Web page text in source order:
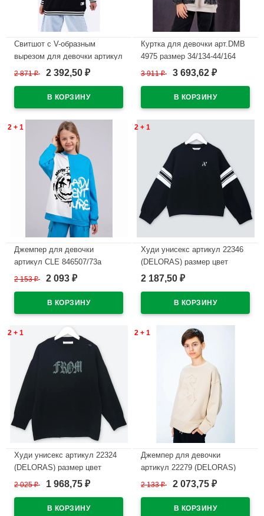
Свитшот с V-образным
вырезом для девочки артикул
Teto 78113 размер 34/134-
2 871₽ 2 392,50 ₽
Куртка для девочки арт.DMB
4975 размер 34/134-44/164
цвет темно-серый
3 911₽ 3 693,62 ₽
2 + 1
Джемпер для девочки
артикул CLE 846507/73а
размер 34/134-40/152 цвет
2 153₽ 2 093 ₽
2 + 1
Худи унисекс артикул 22346
(DELORAS) размер цвет
черный
2 187,50 ₽
2 + 1
Худи унисекс артикул 22324
(DELORAS) размер цвет
2 025₽ 1 968,75 ₽
2 + 1
Джемпер для девочки
артикул 22279 (DELORAS)
размер цвет светло-бежевый
2 133₽ 2 073,75 ₽